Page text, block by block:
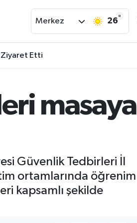
Merkez 26°
Ziyaret Etti
masaya
Güvenlik Tedbirleri İl
ortamlarında öğrenim
kapsamlı şekilde